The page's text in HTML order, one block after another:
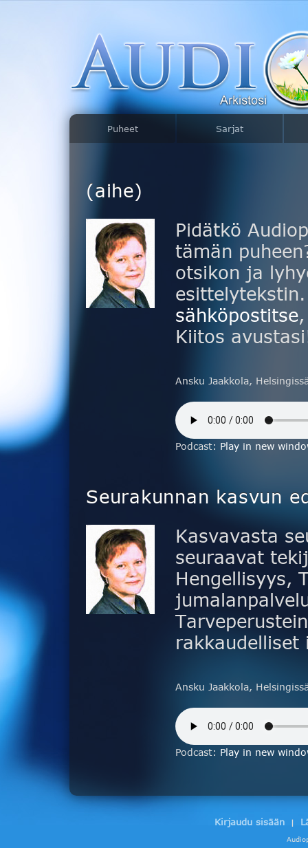
Puheet Sarjat
(aihe)
Pidätkö
tämän
otsikon ja
sähköpostitse
Kiitos
Ansku Jaakkola,
Podcast: Play in new
Seurakunnan kasvun
Kasvavasta
seuraavat
Hengellisyys,
rakkaudelliset
Ansku Jaakkola,
Podcast: Play in new
Kirjaudu sisään